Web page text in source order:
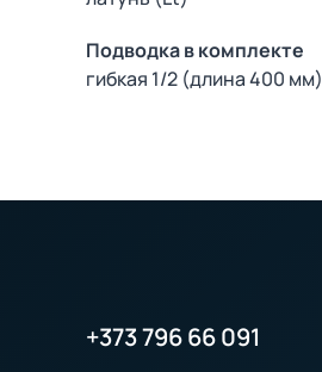
Подводка в комплекте
гибкая 1/2 (длина 400 мм)
+373 796 66 091